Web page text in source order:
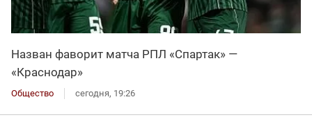
Назван фаворит матча РПЛ «Спартак» —
«Краснодар»
Общество сегодня, 19:26